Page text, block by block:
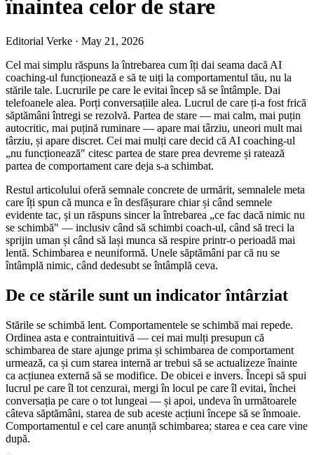
înaintea celor de stare
Editorial Verke · May 21, 2026
Cel mai simplu răspuns la întrebarea cum îți dai seama dacă AI
coaching-ul funcționează e să te uiți la comportamentul tău, nu la
stările tale. Lucrurile pe care le evitai încep să se întâmple. Dai
telefoanele alea. Porți conversațiile alea. Lucrul de care ți-a fost frică
săptămâni întregi se rezolvă. Partea de stare — mai calm, mai puțin
autocritic, mai puțină ruminare — apare mai târziu, uneori mult mai
târziu, și apare discret. Cei mai mulți care decid că AI coaching-ul
„nu funcționează" citesc partea de stare prea devreme și ratează
partea de comportament care deja s-a schimbat.
Restul articolului oferă semnale concrete de urmărit, semnalele meta
care îți spun că munca e în desfășurare chiar și când semnele
evidente tac, și un răspuns sincer la întrebarea „ce fac dacă nimic nu
se schimbă" — inclusiv când să schimbi coach-ul, când să treci la
sprijin uman și când să lași munca să respire printr-o perioadă mai
lentă. Schimbarea e neuniformă. Unele săptămâni par că nu se
întâmplă nimic, când dedesubt se întâmplă ceva.
De ce stările sunt un indicator întârziat
Stările se schimbă lent. Comportamentele se schimbă mai repede.
Ordinea asta e contraintuitivă — cei mai mulți presupun că
schimbarea de stare ajunge prima și schimbarea de comportament
urmează, ca și cum starea internă ar trebui să se actualizeze înainte
ca acțiunea externă să se modifice. De obicei e invers. Începi să spui
lucrul pe care îl tot cenzurai, mergi în locul pe care îl evitai, închei
conversația pe care o tot lungeai — și apoi, undeva în următoarele
câteva săptămâni, starea de sub aceste acțiuni începe să se înmoaie.
Comportamentul e cel care anunță schimbarea; starea e cea care vine
după.